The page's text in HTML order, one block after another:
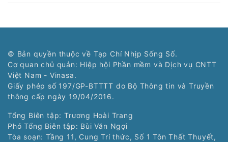
© Bản quyền thuộc về Tạp Chí Nhịp Sống Số.
Cơ quan chủ quản: Hiệp hội Phần mềm và Dịch vụ CNTT
Việt Nam - Vinasa.
Giấy phép số 197/GP-BTTTT do Bộ Thông tin và Truyền
thông cấp ngày 19/04/2016.
Tổng Biên tập: Trương Hoài Trang
Phó Tổng Biên tập: Bùi Văn Ngợi
Tòa soạn: Tầng 11, Cung Trí thức, Số 1 Tôn Thất Thuyết,